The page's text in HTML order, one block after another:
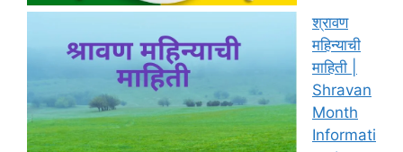
श्रावण
महिन्याची
माहिती |
Shravan
Month
Informati